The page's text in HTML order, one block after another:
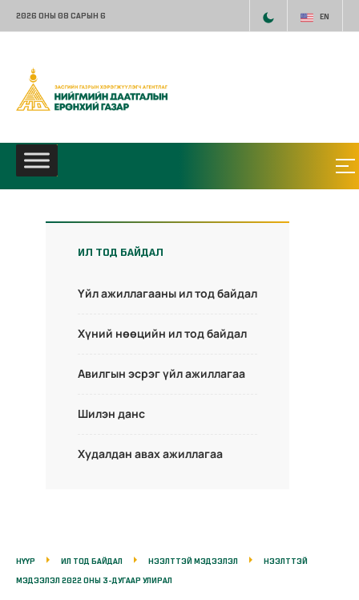
2026 ОНЫ 08 САРЫН 6 EN
ИЛ ТОД БАЙДАЛ
Үйл ажиллагааны ил тод байдал
Хүний нөөцийн ил тод байдал
Авилгын эсрэг үйл ажиллагаа
Шилэн данс
Худалдан авах ажиллагаа
НҮҮР ИЛ ТОД БАЙДАЛ НЭЭЛТТЭЙ МЭДЭЭЛЭЛ
НЭЭЛТТЭЙ
МЭДЭЭЛЭЛ 2022 ОНЫ 3-ДУГААР УЛИРАЛ